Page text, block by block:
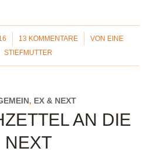
13 KOMMENTARE
/ VON EINE
STIEFMUTTER
, EX & NEXT
AN DIE
NEXT